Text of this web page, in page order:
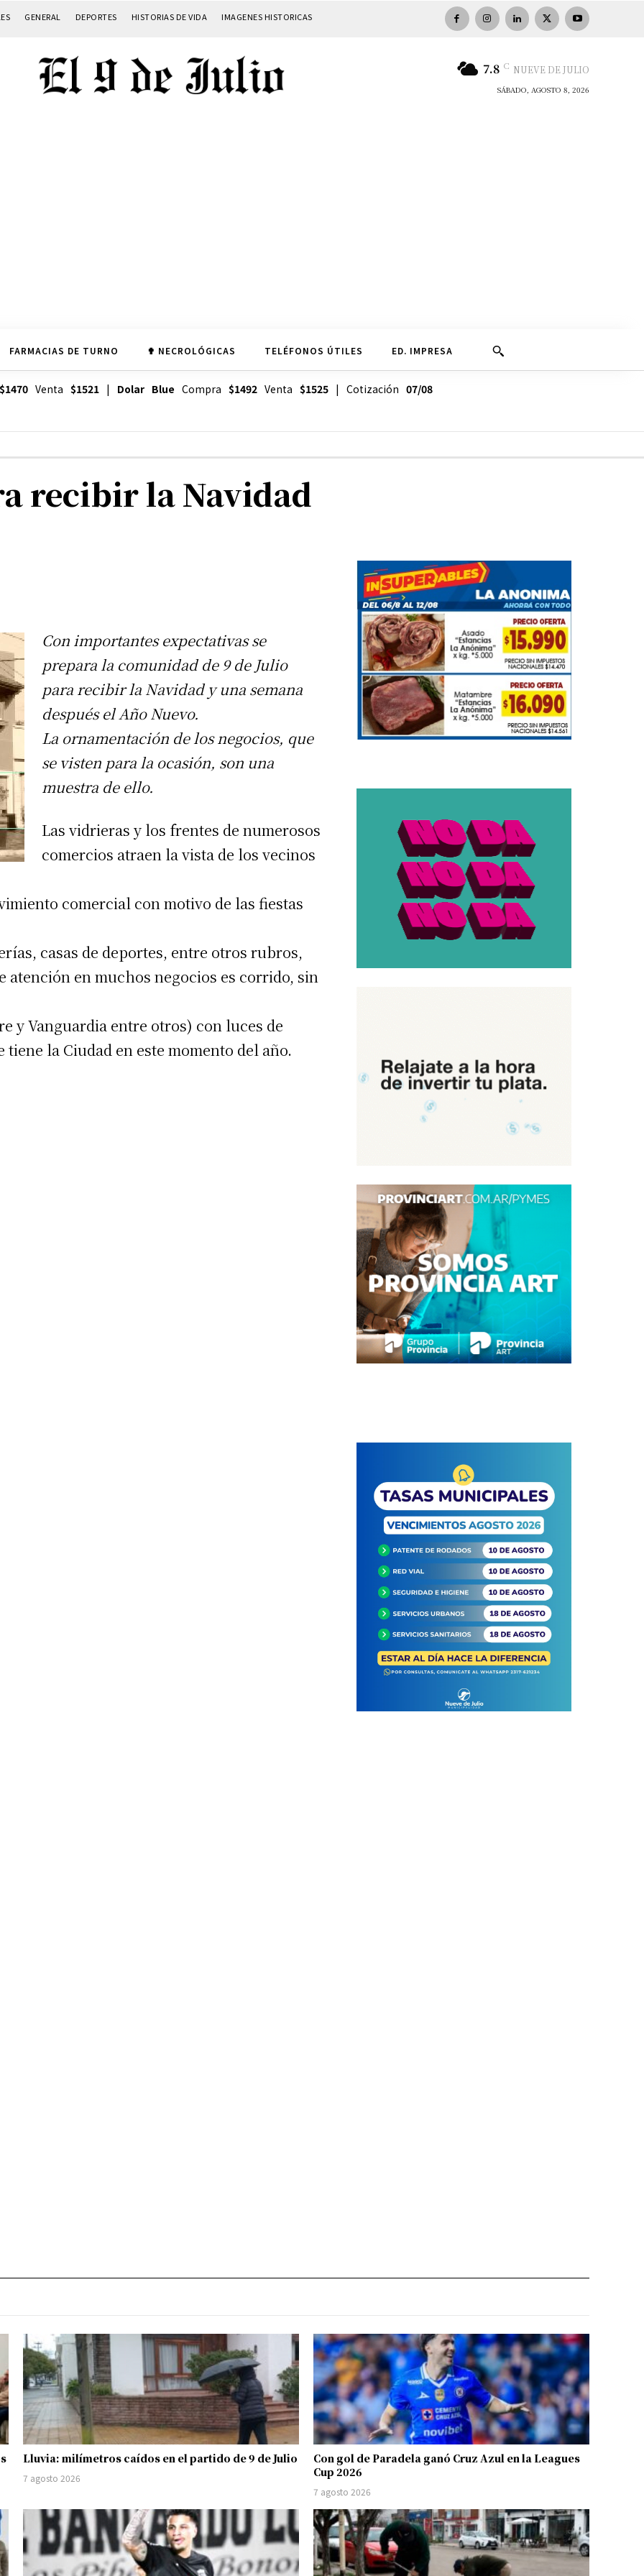
GENERAL DEPORTES HISTORIAS DE VIDA IMAGENES HISTORICAS
7.8 C NUEVE DE JULIO
SÁBADO, AGOSTO 8, 2026
FARMACIAS DE TURNO ✟ NECROLÓGICAS TELÉFONOS ÚTILES ED. IMPRESA
$1470Venta $1521| Dolar Blue Compra $1492Venta $1525| Cotización 07/08
recibir la Navidad
Con importantes expectativas se
prepara la comunidad de 9 de Julio
para recibir la Navidad y una semana
después el Año Nuevo.
La ornamentación de los negocios, que
se visten para la ocasión, son una
muestra de ello.
Las vidrieras y los frentes de numerosos
comercios atraen la vista de los vecinos
comercial con motivo de las fiestas
casas de deportes, entre otros rubros,
en muchos negocios es corrido, sin
y Vanguardia entre otros) con luces de
la Ciudad en este momento del año.
Lluvia: milímetros caídos en el partido de 9 de Julio
7 agosto 2026
Con gol de Paradela ganó Cruz Azul en la Leagues
Cup 2026
7 agosto 2026